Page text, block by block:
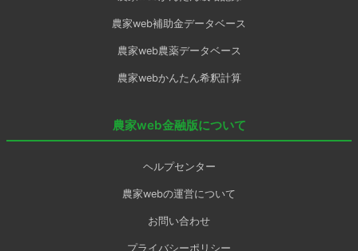
農家web補助金データベース
農家web農薬データベース
農家webかんたん希釈計算
農家web金融版について
ヘルプセンター
農家webの運営について
お問い合わせ
プライバシーポリシー